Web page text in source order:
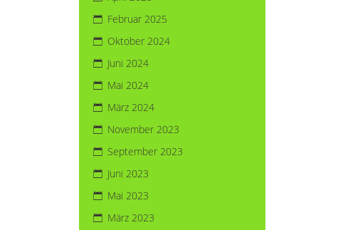
Februar 2025
Oktober 2024
Juni 2024
Mai 2024
März 2024
November 2023
September 2023
Juni 2023
Mai 2023
März 2023